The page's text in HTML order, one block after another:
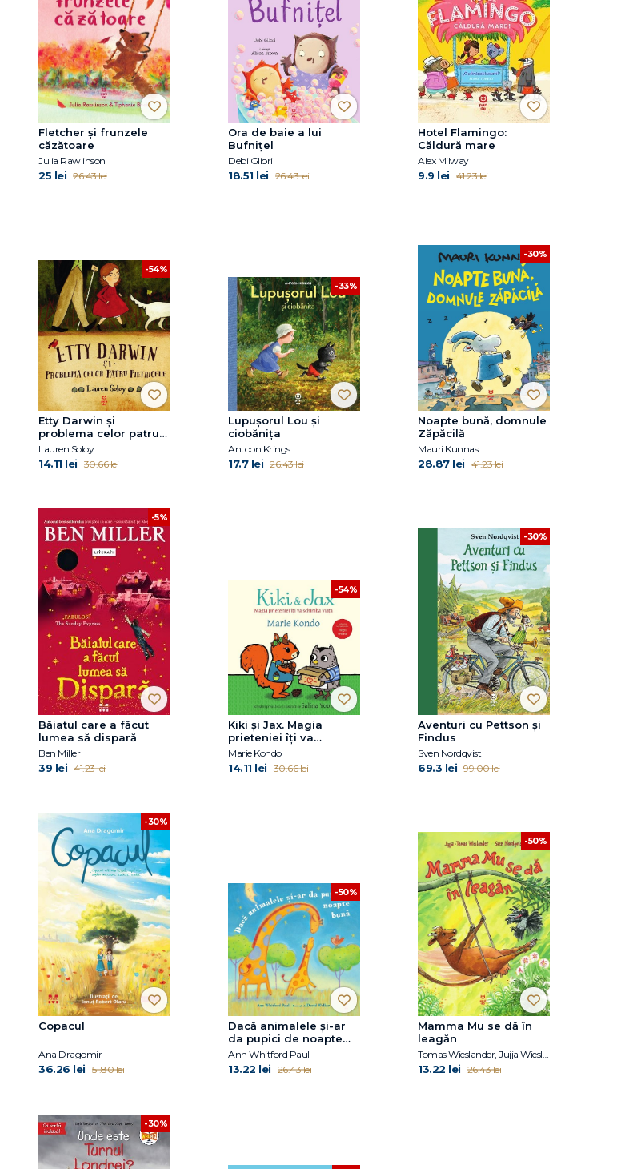
Fletcher și frunzele
căzătoare
Julia Rawlinson
25 lei 26.43 lei
Ora de baie a lui
Bufnițel
Debi Gliori
18.51 lei 26.43 lei
Hotel Flamingo:
Căldură mare
Alex Milway
9.9 lei 41.23 lei
-54%
Etty Darwin și
problema celor patru
pietricele
Lauren Soloy
14.11 lei 30.66 lei
-33%
Lupușorul Lou și
ciobănița
Antoon Krings
17.7 lei 26.43 lei
-30%
Noapte bună, domnule
Zăpăcilă
Mauri Kunnas
28.87 lei 41.23 lei
-5%
Băiatul care a făcut
lumea să dispară
Ben Miller
39 lei 41.23 lei
-54%
Kiki și Jax. Magia
prieteniei îți va
schimba viața
Marie Kondo
14.11 lei 30.66 lei
-30%
Aventuri cu Pettson și
Findus
Sven Nordqvist
69.3 lei 99.00 lei
-30%
Copacul
Ana Dragomir
36.26 lei 51.80 lei
-50%
Dacă animalele și-ar
da pupici de noapte
bună
Ann Whitford Paul
13.22 lei 26.43 lei
-50%
Mamma Mu se dă în
leagăn
13.22 lei 26.43 lei
-30%